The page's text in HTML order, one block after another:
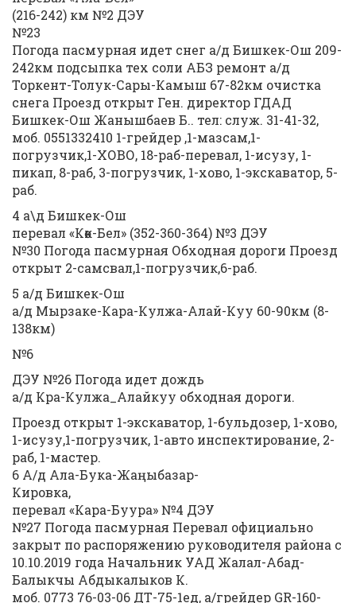
(216-242) км №2 ДЭУ
№23
Погода пасмурная идет снег а/д Бишкек-Ош 209-
242км подсыпка тех соли АБЗ ремонт а/д
Торкент-Толук-Сары-Камыш 67-82км очистка
снега Проезд открыт Ген. директор ГДАД
Бишкек-Ош Жанышбаев Б.. тел: служ. 31-41-32,
моб. 0551332410 1-грейдер ,1-мазсам,1-
погрузчик,1-ХОВО, 18-раб-перевал, 1-исузу, 1-
пикап, 8-раб, 3-погрузчик, 1-хово, 1-экскаватор, 5-
раб.
4 а\д Бишкек-Ош
перевал «Көк-Бел» (352-360-364) №3 ДЭУ
№30 Погода пасмурная Обходная дороги Проезд
открыт 2-самсвал,1-погрузчик,6-раб.
5 а/д Бишкек-Ош
а/д Мырзаке-Кара-Кулжа-Алай-Куу 60-90км (8-
138км)
№6
ДЭУ №26 Погода идет дождь
а/д Кра-Кулжа_Алайкуу обходная дороги.
Проезд открыт 1-экскаватор, 1-бульдозер, 1-хово,
1-исузу,1-погрузчик, 1-авто инспектирование, 2-
раб, 1-мастер.
6 А/д Ала-Бука-Жаңыбазар-
Кировка,
перевал «Кара-Буура» №4 ДЭУ
№27 Погода пасмурная Перевал официально
закрыт по распоряжению руководителя района с
10.10.2019 года Начальник УАД Жалал-Абад-
Балыкчы Абдыкалыков К.
моб. 0773 76-03-06 ДТ-75-1ед, а/грейдер GR-160-